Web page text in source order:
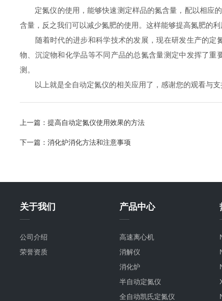
定氮仪的使用，能够快速测定样品的氮含量，配以相应的
含量，反之我们可以减少氮肥的使用。这样能够提高氮肥的
随着时代的进步和科学技术的发展，现在研发生产的定
物、沉淀物和化学品等不同产品的总氮含量测定中发挥了
测。
以上就是全自动定氮仪的相关应用了，感谢您的观看与支
上一篇： 提高自动定氮仪使用效果的方法
下一篇： 消化炉消化方法和注意事项
关于我们
公司介绍
荣誉资质
产品中心
高速离心机
消解仪
消化炉
半自动定氮仪
全自动凯氏定氮仪